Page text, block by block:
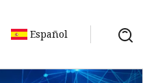
Español